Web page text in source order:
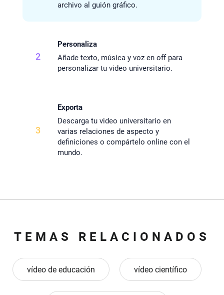
archivo al guión gráfico.
2
Personaliza
Añade texto, música y voz en off para
personalizar tu video universitario.
3
Exporta
Descarga tu video universitario en
varias relaciones de aspecto y
definiciones o compártelo online con el
mundo.
TEMAS RELACIONADOS
vídeo de educación vídeo científico